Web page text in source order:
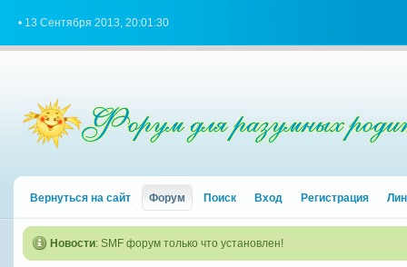
• 13 Сентября 2013, 20:01:30
Вернуться на сайт Форум Поиск Вход Регистрация
Новости: SMF форум только что установлен!